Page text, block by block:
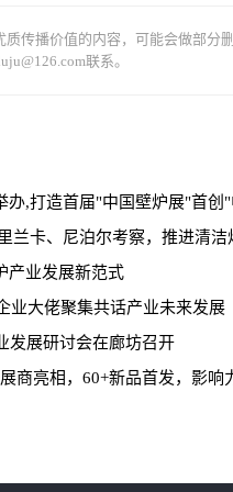
质传播价值的内容，可能会做部
联系。
办,打造首届"中国壁炉展"首创"
兰卡、尼泊尔考察，推进清洁
产业发展新范式
业大佬聚集共话产业未来发展
发展研讨会在廊坊召开
商亮相，60+新品首发，影响